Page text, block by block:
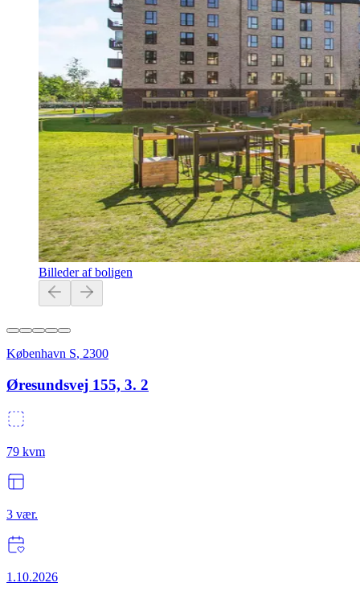
Billeder af boligen
København S, 2300
Øresundsvej 155, 3. 2
79 kvm
3 vær.
1.10.2026